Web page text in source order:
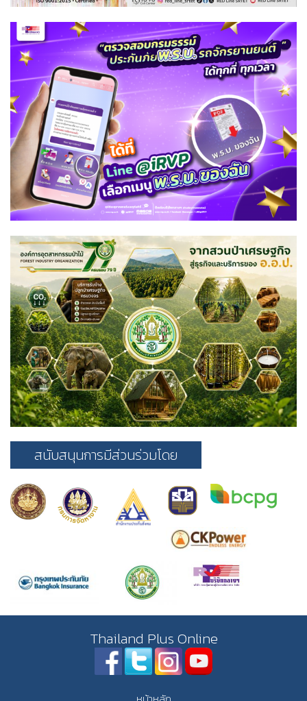
สนับสนุนการมีส่วนร่วมโดย
Thailand Plus Online